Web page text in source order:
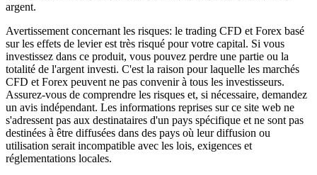
argent.
Avertissement concernant les risques: le trading CFD et Forex basé
sur les effets de levier est très risqué pour votre capital. Si vous
investissez dans ce produit, vous pouvez perdre une partie ou la
totalité de l'argent investi. C'est la raison pour laquelle les marchés
CFD et Forex peuvent ne pas convenir à tous les investisseurs.
Assurez-vous de comprendre les risques et, si nécessaire, demandez
un avis indépendant. Les informations reprises sur ce site web ne
s'adressent pas aux destinataires d'un pays spécifique et ne sont pas
destinées à être diffusées dans des pays où leur diffusion ou
utilisation serait incompatible avec les lois, exigences et
réglementations locales.